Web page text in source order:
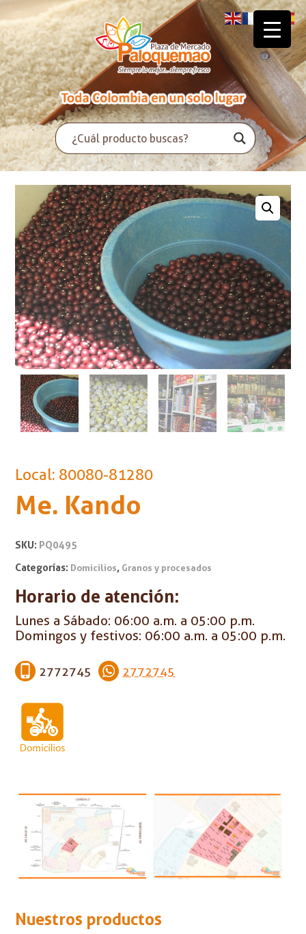
Local: 80080-81280
Me. Kando
SKU: PQ0495
Categorías: Domicilios, Granos y procesados
Horario de atención:
Lunes a Sábado: 06:00 a.m. a 05:00 p.m.
Domingos y festivos: 06:00 a.m. a 05:00 p.m.
2772745 2772745
Nuestros productos